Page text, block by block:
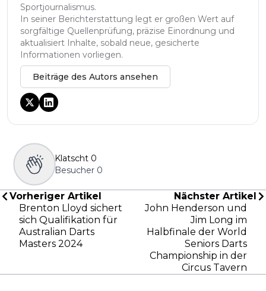
Sportjournalismus.
In seiner Berichterstattung legt er großen Wert auf
sorgfältige Quellenprüfung, präzise Einordnung und
aktualisiert Inhalte, sobald neue, gesicherte
Informationen vorliegen.
Beiträge des Autors ansehen
Klatscht 0
Besucher 0
Vorheriger Artikel
Brenton Lloyd sichert
sich Qualifikation für
Australian Darts
Masters 2024
Nächster Artikel
John Henderson und
Jim Long im
Halbfinale der World
Seniors Darts
Championship in der
Circus Tavern